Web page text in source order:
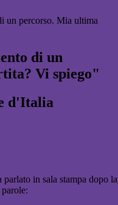
un percorso. Mia ultima
di un
Vi spiego"
d'Italia
parlato in sala stampa dopo la